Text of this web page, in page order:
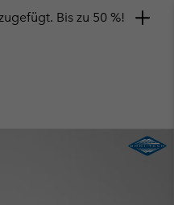
Bis zu 50 %!